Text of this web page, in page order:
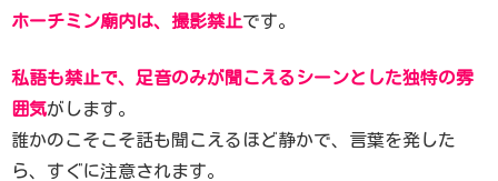
ホーチミン廟内は、撮影禁止です。
私語も禁止で、足音のみが聞こえるシーンとした独特の雰
囲気がします。
誰かのこそこそ話も聞こえるほど静かで、言葉を発した
ら、すぐに注意されます。